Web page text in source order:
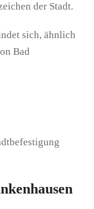
der Stadt.
sich, ähnlich
Bad